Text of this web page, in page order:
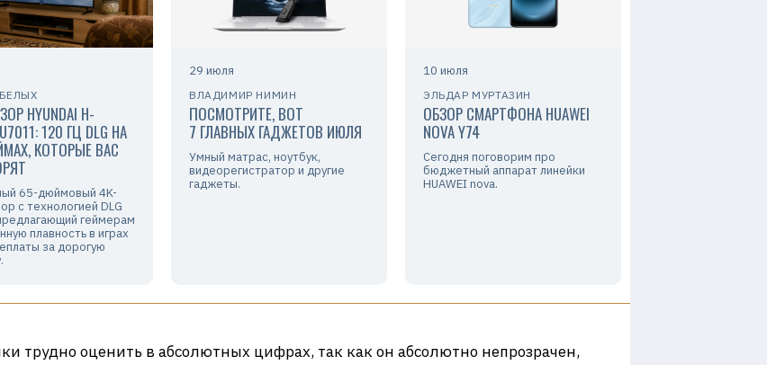
HYUNDAI H-
120 ГЦ DLG НА
КОТОРЫЕ ВАС
65-дюймовый 4K-
с технологией DLG
геймерам
плавность в играх
за дорогую
29 июля
ВЛАДИМИР НИМИН
ПОСМОТРИТЕ, ВОТ
7 ГЛАВНЫХ ГАДЖЕТОВ ИЮЛЯ
Умный матрас, ноутбук,
видеорегистратор и другие
гаджеты.
10 июля
ЭЛЬДАР МУРТАЗИН
ОБЗОР СМАРТФОНА HUAWEI
NOVA Y74
Сегодня поговорим про
бюджетный аппарат линейки
HUAWEI nova.
трудно оценить в абсолютных цифрах, так как он абсолютно непрозрачен,